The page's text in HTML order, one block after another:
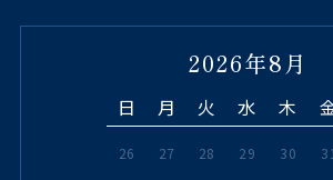
2026年8月
日 月 火 水 木
26 27 28 29 30 31